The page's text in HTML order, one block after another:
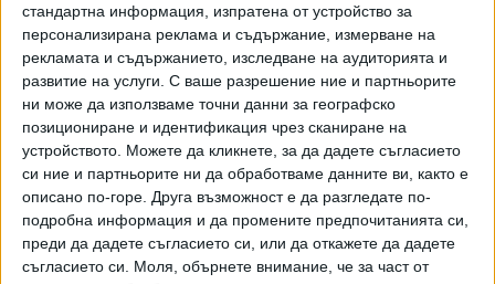
стандартна информация, изпратена от устройство за
персонализирана реклама и съдържание, измерване на
рекламата и съдържанието, изследване на аудиторията и
развитие на услуги. С ваше разрешение ние и партньорите
ни може да използваме точни данни за географско
позициониране и идентификация чрез сканиране на
устройството. Можете да кликнете, за да дадете съгласието
си ние и партньорите ни да обработваме данните ви, както е
описано по-горе. Друга възможност е да разгледате по-
подробна информация и да промените предпочитанията си,
преди да дадете съгласието си, или да откажете да дадете
съгласието си.
Моля, обърнете внимание, че за част от
хотел „Берлин“. На това основание от БОЕЦ поискаха да
бъде потърсено съдействието на компетентните
държавни органи, за да се установи дали Пеевски
действително живее у нас или другаде в ЕС и ако не
отговаря на това изискване, изборната му регистрация
да бъде заличена.
Комисарите обаче на практика отказаха да разгледат
сигнала по същество и да излязат с официално решение.
Вместо това изпратиха на сдружението писмо, в което
обявиха, че депутатът от ДПС е бил проверен от